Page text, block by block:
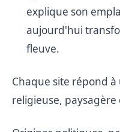
explique son
aujourd'hui
fleuve.
Chaque site répond
religieuse,